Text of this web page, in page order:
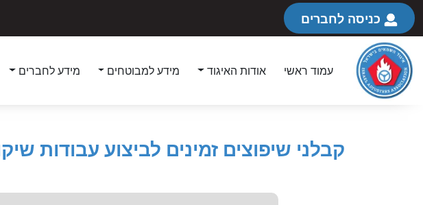
כניסה לחברים
עמוד ראשי אודות האיגוד מידע למבוטחים מידע לחברים
קבלני שיפוצים זמינים לביצוע עבודות